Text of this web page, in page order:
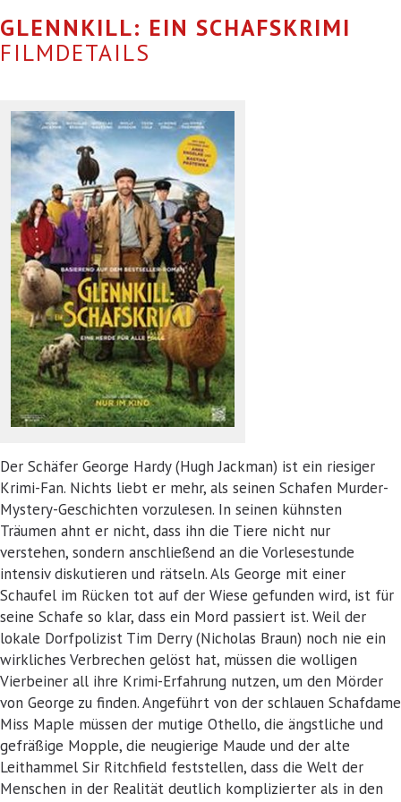
GLENNKILL: EIN SCHAFSKRIMI
FILMDETAILS
Der Schäfer George Hardy (Hugh Jackman) ist ein riesiger
Krimi-Fan. Nichts liebt er mehr, als seinen Schafen Murder-
Mystery-Geschichten vorzulesen. In seinen kühnsten
Träumen ahnt er nicht, dass ihn die Tiere nicht nur
verstehen, sondern anschließend an die Vorlesestunde
intensiv diskutieren und rätseln. Als George mit einer
Schaufel im Rücken tot auf der Wiese gefunden wird, ist für
seine Schafe so klar, dass ein Mord passiert ist. Weil der
lokale Dorfpolizist Tim Derry (Nicholas Braun) noch nie ein
wirkliches Verbrechen gelöst hat, müssen die wolligen
Vierbeiner all ihre Krimi-Erfahrung nutzen, um den Mörder
von George zu finden. Angeführt von der schlauen Schafdame
Miss Maple müssen der mutige Othello, die ängstliche und
gefräßige Mopple, die neugierige Maude und der alte
Leithammel Sir Ritchfield feststellen, dass die Welt der
Menschen in der Realität deutlich komplizierter als in den